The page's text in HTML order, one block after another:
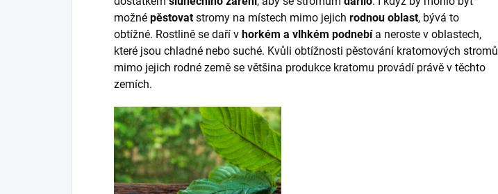
možné pěstovatstromy na místech mimo jejich rodnou oblast, bývá to
obtížné. Rostlině se daří v horkém a vlhkém podnebía neroste v oblastech,
které jsou chladné nebo suché. Kvůli obtížnosti pěstování kratomových stromů
mimo jejich rodné země se většina produkce kratomu provádí právě v těchto
zemích.